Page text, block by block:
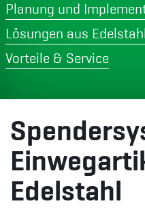
Planung und
Lösungen aus Edelstahl
Vorteile & Service
Edelstahl